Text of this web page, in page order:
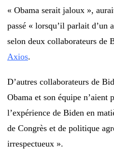
« Obama serait jaloux »,
passé « lorsqu’il parlait d’un
selon deux collaborateurs de
Axios.
D’autres collaborateurs de
Obama et son équipe n’aient
l’expérience de Biden en
de Congrès et de politique
irrespectueux ».